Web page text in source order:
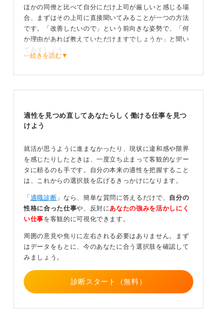
ほかの同僚と比べて自分にだけ上司が厳しいと感じる場
合、まずはその上司に直接聞いてみることが一つの方法
です。「改善したいので」という前向きな姿勢で、「何
か理由があれば教えていただけますでしょうか」と聞い
てみましょう。
その上司をよく知る複数の先輩などにも意見を聞いてみ
「あの人は見込んでいる部下にこそ厳しく接するタイプ
だから、期待されているんじゃないか」といった、自分
自分を客観視しよう！ 仕事の質を見直すのも大切
同時に、本当に自分の仕事の質がほかの人より低い可能
性はないか、という視点で自己を振り返ることも忘れな
いでください。自分が思っている評価と、上司が見る評
価に乖離がある可能性もゼロではないかもしれません。
もし本当に自分の仕事の質が低い場合、それは成長のチ
ャンスです。厳しい指摘は、改善すべき点を具体的に教
どに相談するのも良いと思います。
⋯続きを読む▼
適性を見つめ直してあなたらしく働ける仕事を見つ
けよう
就活が思うように進まなかったり、現状に違和感や限界
を感じたりしたときは、一度立ち止まって客観的なデー
タに頼るのも手です。自分の本来の適性を把握すること
は、これからの選択肢を広げるきっかけになります。
「 適職診断 」なら、簡単な質問に答えるだけで、 自分の
性格に合った仕事や、反対に あなたの強みを活かしにく
い仕事を客観的に可視化できます。
周囲の意見や焦りに左右される必要はありません。まず
はデータをもとに、今のあなたに合う選択肢を確認して
みましょう。
診断スタート（無料）